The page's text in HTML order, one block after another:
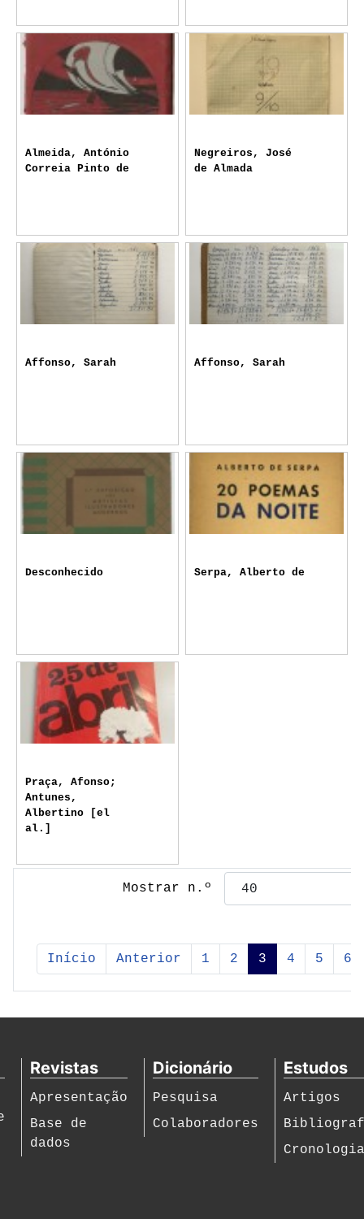
Mostrar n.º
Início Anterior 1 2 3 4 5 6
Almeida, António
Correia Pinto de
Negreiros, José
de Almada
Affonso, Sarah Affonso, Sarah
Desconhecido Serpa, Alberto de
Praça, Afonso;
Antunes,
Albertino [el
al.]
Revistas
Apresentação
Base de
dados
Dicionário
Pesquisa
Colaboradores
Estudos
Artigos